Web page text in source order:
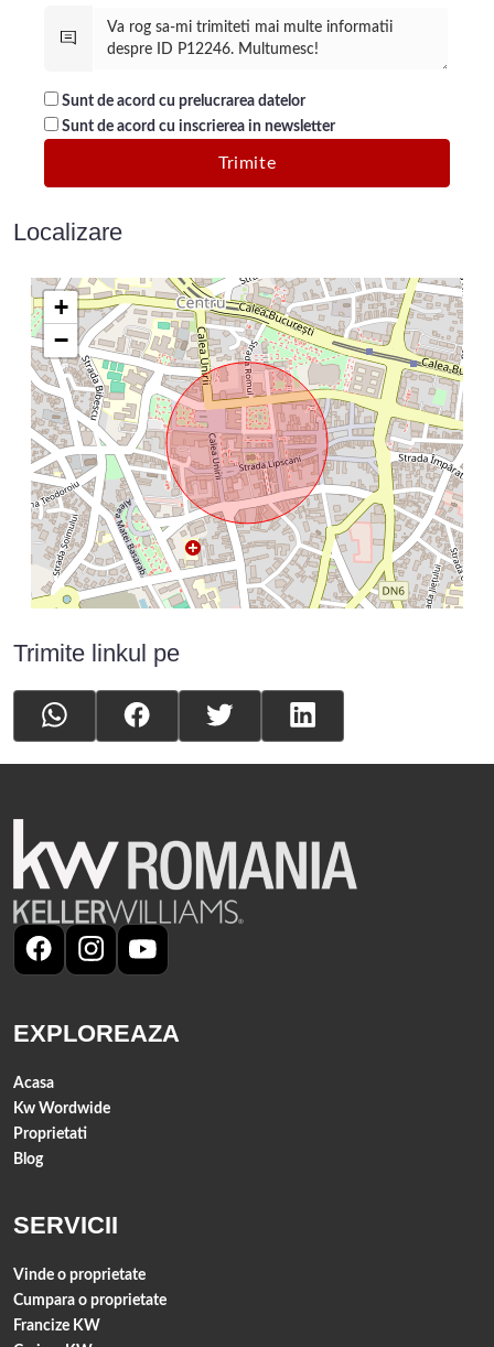
Sunt de acord cu prelucrarea datelor
Sunt de acord cu inscrierea in newsletter
Localizare
+
−
Trimite linkul pe
EXPLOREAZA
Acasa
Kw Wordwide
Proprietati
Blog
SERVICII
Vinde o proprietate
Cumpara o proprietate
Francize KW